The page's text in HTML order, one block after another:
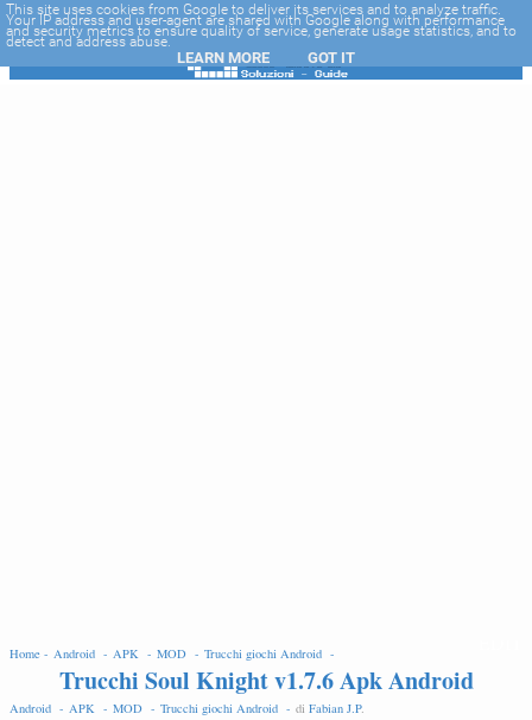
-->
Home - Android - APK - MOD - Trucchi giochi Android -
Trucchi Soul Knight v1.7.6 Apk Android
Android - APK - MOD - Trucchi giochi Android - di Fabian J.P.
This site uses cookies from Google to deliver its services and to analyze traffic.
Your IP address and user-agent are shared with Google along with performance
and security metrics to ensure quality of service, generate usage statistics, and to
detect and address abuse.
LEARN MORE GOT IT